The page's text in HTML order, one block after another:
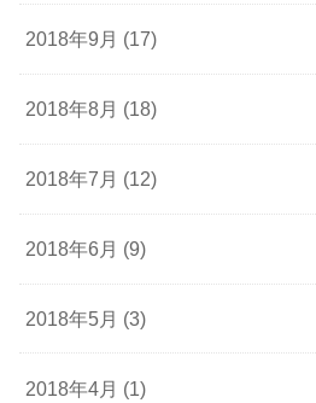
2018年9月 (17)
2018年8月 (18)
2018年7月 (12)
2018年6月 (9)
2018年5月 (3)
2018年4月 (1)